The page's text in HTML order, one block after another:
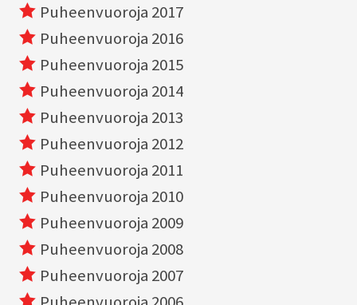
Puheenvuoroja 2017
Puheenvuoroja 2016
Puheenvuoroja 2015
Puheenvuoroja 2014
Puheenvuoroja 2013
Puheenvuoroja 2012
Puheenvuoroja 2011
Puheenvuoroja 2010
Puheenvuoroja 2009
Puheenvuoroja 2008
Puheenvuoroja 2007